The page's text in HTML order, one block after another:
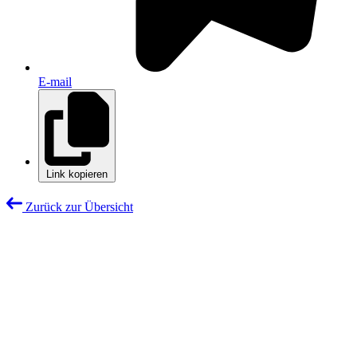
E-mail
Link kopieren
Zurück zur Übersicht